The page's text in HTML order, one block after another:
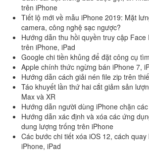
trên iPhone
Tiết lộ mới về mẫu iPhone 2019: Mặt
camera, công nghệ sạc ngược?
Hướng dẫn thu hồi quyền truy cập
trên iPhone, iPad
Google chi tiền khủng để đặt công cụ
Apple chính thức ngừng bán iPhone 7,
Hướng dẫn cách giải nén file zip trên
Táo khuyết lần thứ hai cắt giảm sản
Max và XR
Hướng dẫn người dùng iPhone chặn
Hướng dẫn xác định và xóa các ứng
dung lượng trống trên iPhone
Các bước chi tiết xóa iOS 12, cách quay
iPhone, iPad